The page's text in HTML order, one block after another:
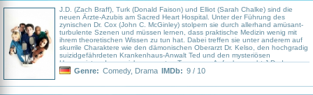
J.D. (Zach Braff), Turk (Donald Faison) und Elliot (Sarah Chalke) sind die
neuen Ärzte-Azubis am Sacred Heart Hospital. Unter der Führung des
zynischen Dr. Cox (John C. McGinley) stolpern sie durch allerhand amüsant-
turbulente Szenen und müssen lernen, dass praktische Medizin wenig mit
ihrem theoretischen Wissen zu tun hat. Dabei treffen sie unter anderem auf
skurrile Charaktere wie den dämonischen Oberarzt Dr. Kelso, den hochgradig
suizidgefährdeten Krankenhaus-Anwalt Ted und den mysteriösen
Hausmeister, der es sich vom ersten Tag an zur Aufgabe macht J.D. das
Leben so schwer wie möglich zu machen..
Genre: Comedy, Drama IMDb: 9 / 10